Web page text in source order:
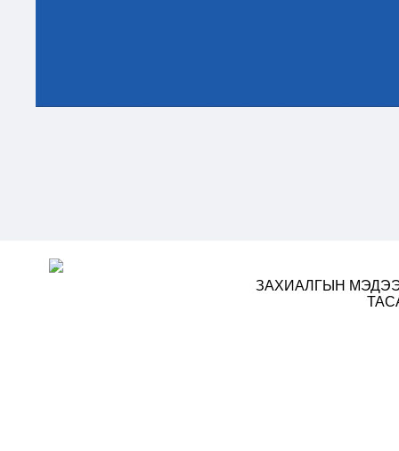
ЗАХИАЛГЫН